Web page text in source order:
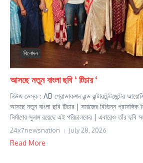
বিনোদন
আসছে নতুন বাংলা ছবি ‘ টিচার ‘
নিউজ ডেস্ক : AB প্রোডাকশন এন্ড এন্টারটেন্টমেন্টের
আসছে নতুন বাংলা ছবি টিচার | সমাজের বিভিন্ন প্রাসঙ্গিক
নির্মাণের সুনাম রয়েছে এই পরিচালকের | এবারেও তাঁর ছবি
24x7newsnation July 28, 2026
Read More